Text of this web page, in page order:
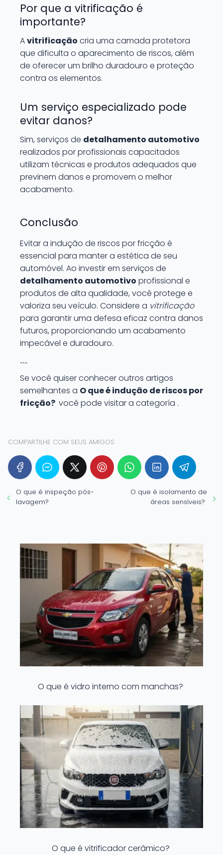
Por que a vitrificação é
importante?
Avitrificação cria uma camada protetora
que dificulta o aparecimento de riscos, além
de oferecer um brilho duradouro e proteção
contra os elementos.
Um serviço especializado pode
evitar danos?
Sim, serviços de detalhamento automotivo
realizados por profissionais capacitados
utilizam técnicas e produtos adequados que
previnem danos e promovem o melhor
acabamento.
Conclusão
Evitar a indução de riscos por fricção é
essencial para manter a estética de seu
automóvel. Ao investir em serviços de
detalhamento automotivo profissional e
produtos de alta qualidade, você protege e
valoriza seu veículo. Considere a vitrificação
para garantir uma defesa eficaz contra danos
futuros, proporcionando um acabamento
impecável e duradouro.
```
Se você quiser conhecer outros artigos
semelhantes a O que é indução de riscos por
fricção? você pode visitar a categoría .
COMPARTILHE COM SEUS AMIGOS
O que é inspeção pós-
lavagem?
O que é isolamento de
áreas sensíveis?
O que é vidro interno com manchas?
O que é vitrificador cerâmico?